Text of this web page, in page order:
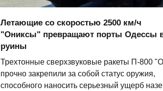
Летающие со скоростью 2500 км/ч
"Ониксы" превращают порты Одессы
руины
Трехтонные сверхзвуковые ракеты П‑800
прочно закрепили за собой статус оружия,
способного наносить серьезный ущерб